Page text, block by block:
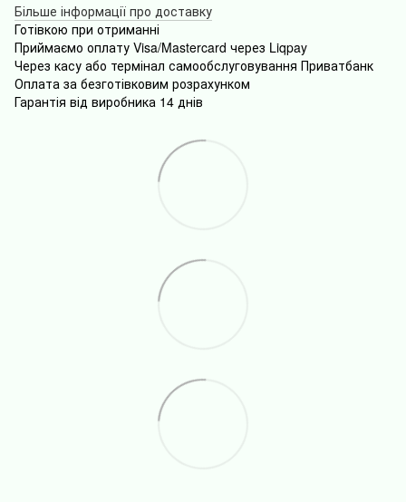
Більше інформації про доставку
Готівкою при отриманні
Приймаємо оплату Visa/Mastercard через Liqpay
Через касу або термінал самообслуговування Приватбанк
Оплата за безготівковим розрахунком
Гарантія від виробника 14 днів